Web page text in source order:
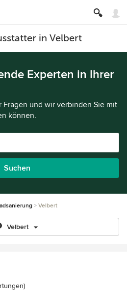
in Velbert
Experten in Ihrer
Fragen und wir verbinden Sie mit
können.
Suchen
Velbert
Velbert
4.6 von 5 Sternen